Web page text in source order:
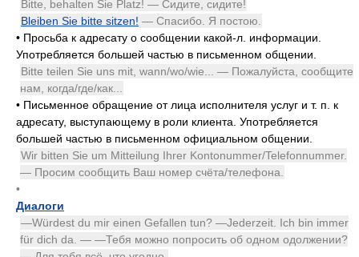
Bitte, behalten Sie Platz! — Сидите, сидите!
Bleiben Sie bitte sitzen! — Спасибо. Я постою.
• Просьба к адресату о сообщении какой-л. информации.
Употребляется большей частью в письменном общении.
Bitte teilen Sie uns mit, wann/wo/wie... — Пожалуйста, сообщите
нам, когда/где/как...
• Письменное обращение от лица исполнителя услуг и т. п. к
адресату, выступающему в роли клиента. Употребляется
большей частью в письменном официальном общении.
Wir bitten Sie um Mitteilung Ihrer Kontonummer/Telefonnummer.
— Просим сообщить Ваш номер счёта/телефона.
•
Диалоги
—Würdest du mir einen Gefallen tun? —Jederzeit. Ich bin immer
für dich da. — —Тебя можно попросить об одном одолжении?